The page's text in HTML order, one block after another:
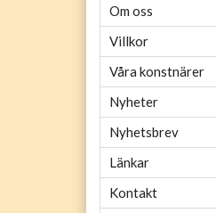
Om oss
Villkor
Våra konstnärer
Nyheter
Nyhetsbrev
Länkar
Kontakt